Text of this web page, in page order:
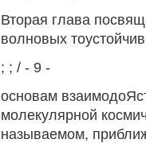
Вторая глава
волновых
; ; / - 9 -
основам
молекулярной
называемом,